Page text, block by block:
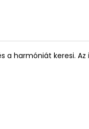
harmóniát keresi.